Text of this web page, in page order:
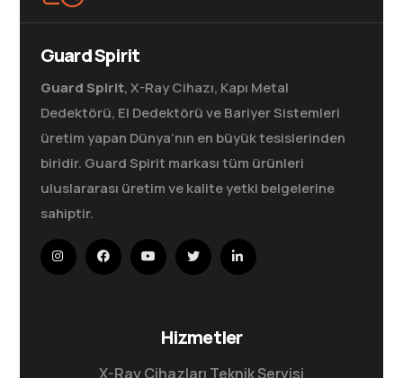
Guard Spirit
Guard Spirit, X-Ray Cihazı, Kapı Metal
Dedektörü, El Dedektörü ve Bariyer Sistemleri
üretim yapan Dünya’nın en büyük tesislerinden
biridir. Guard Spirit markası tüm ürünleri
uluslararası üretim ve kalite yetki belgelerine
sahiptir.
Hizmetler
X-Ray Cihazları Teknik Servisi